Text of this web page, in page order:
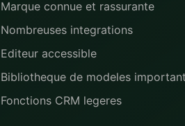
Marque connue et rassurante
Nombreuses integrations
Editeur accessible
Bibliotheque de modeles
Fonctions CRM legeres